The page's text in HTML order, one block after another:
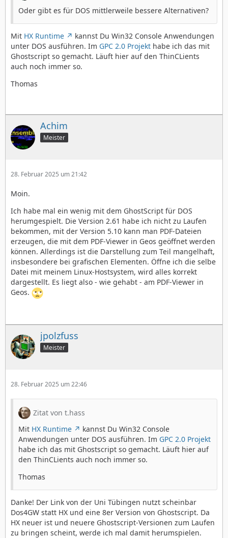
Oder gibt es für DOS mittlerweile bessere Alternativen?
Mit HX Runtime
kannst Du Win32 Console Anwendungen
unter DOS ausführen. Im GPC 2.0 Projekt habe ich das mit
Ghostscript so gemacht. Läuft hier auf den ThinCLients
auch noch immer so.
Thomas
Achim
Meister
28. Februar 2025 um 21:42
Moin.
Ich habe mal ein wenig mit dem GhostScript für DOS
herumgespielt. Die Version 2.61 habe ich nicht zu Laufen
bekommen, mit der Version 5.10 kann man PDF-Dateien
erzeugen, die mit dem PDF-Viewer in Geos geöffnet werden
können. Allerdings ist die Darstellung zum Teil mangelhaft,
insbesondere bei grafischen Elementen. Öffne ich die selbe
Datei mit meinem Linux-Hostsystem, wird alles korrekt
dargestellt. Es liegt also - wie gehabt - am PDF-Viewer in
Geos.
jpolzfuss
Meister
28. Februar 2025 um 22:46
Zitat von t.hass
Mit HX Runtime
kannst Du Win32 Console
Anwendungen unter DOS ausführen. Im GPC 2.0 Projekt
habe ich das mit Ghostscript so gemacht. Läuft hier auf
den ThinCLients auch noch immer so.
Thomas
Danke! Der Link von der Uni Tübingen nutzt scheinbar
Dos4GW statt HX und eine 8er Version von Ghostscript. Da
HX neuer ist und neuere Ghostscript-Versionen zum Laufen
zu bringen scheint, werde ich mal damit herumspielen.